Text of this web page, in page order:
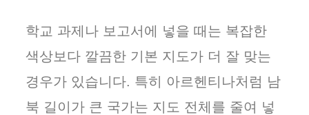
학교 과제나 보고서에 넣을 때는 복잡한
색상보다 깔끔한 기본 지도가 더 잘 맞는
경우가 있습니다. 특히 아르헨티나처럼 남
북 길이가 큰 국가는 지도 전체를 줄여 넣